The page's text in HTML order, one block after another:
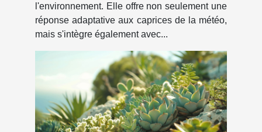
l'environnement. Elle offre non seulement une
réponse adaptative aux caprices de la météo,
mais s'intègre également avec...